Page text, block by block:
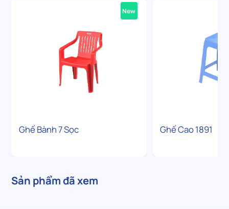
Ghế Bành 7 Sọc
New
Ghế Cao 1891
Sản phẩm đã xem